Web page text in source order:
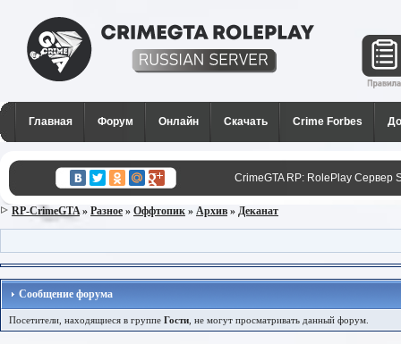
CrimeGTA RP - Лучший РП
сервер SAMP в России для
Главная Форум Онлайн Скачать Crime Forbes
CrimeGTA RP: RolePlay Сервер
RP-CrimeGTA» Разное » Оффтопик » Архив » Деканат
Сообщение форума
Посетители, находящиеся в группе Гости , не могут просматривать данный форум.